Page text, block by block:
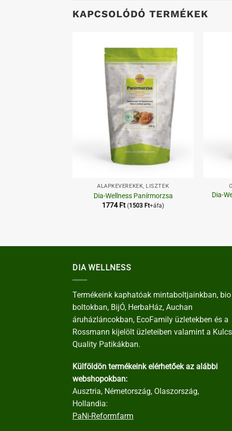
KAPCSOLÓDÓ TERMÉKEK
Kedvenceimhez
ALAPKEVERÉKEK, LISZTEK
Dia-Wellness Panírmorzsa
1774Ft (1503 Ft+áfa)
Dia-
DIA WELLNESS
Termékeink kaphatóak mintaboltjainkban, bio
boltokban, BijÓ, HerbaHáz, Auchan
áruházláncokban, EcoFamily üzletekben és a
Rossmann kijelölt üzleteiben valamint a Kulcs
Quality Patikákban.
Külföldön termékeink elérhetőek az alábbi
webshopokban:
Ausztria, Németország, Olaszország,
Hollandia:
PaNi-Reformfarm